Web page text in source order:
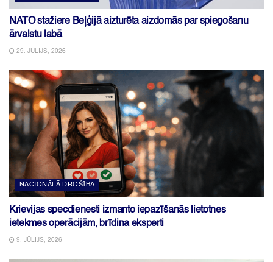
NATO stažiere Beļģijā aizturēta aizdomās par spiegošanu
ārvalstu labā
29. JŪLIJS, 2026
NACIONĀLĀ DROŠĪBA
Krievijas specdienesti izmanto iepazīšanās lietotnes
ietekmes operācijām, brīdina eksperti
9. JŪLIJS, 2026